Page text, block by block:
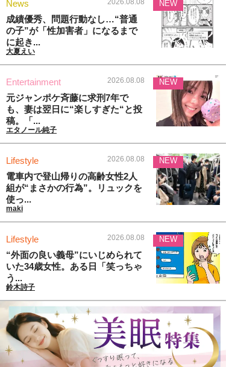
News 2026.08.08
成績優秀、問題行動なし…“普通
の子”が「性加害者」になるまで
に起き...
大夏えい
NEW
Entertainment 2026.08.08
元ジャンポケ斉藤に求刑7年で
も、妻は翌日に“楽しすぎた“と投
稿。「...
エタノール純子
NEW
Lifestyle 2026.08.08
電車内で登山帰りの高齢女性2人
組が“まさかの行為”。リュックを
使っ...
maki
NEW
Lifestyle 2026.08.08
“外面の良い義母”にいじめられて
いた34歳女性。ある日「笑っちゃ
う...
鈴木詩子
NEW